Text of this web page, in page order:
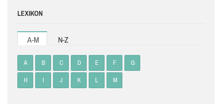
LEXIKON
A-M N-Z
A B C D E F G
H I J K L M